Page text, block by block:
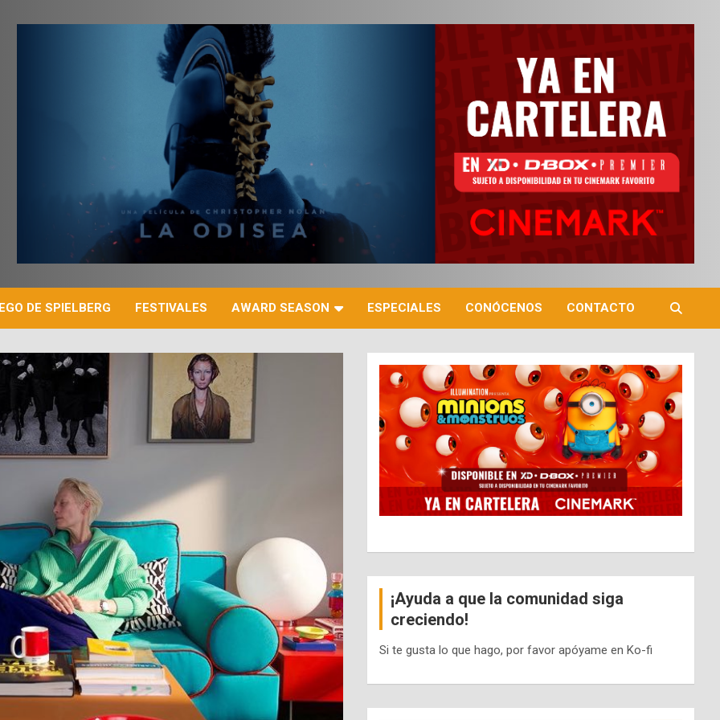
DE SPIELBERG FESTIVALES AWARD SEASON ESPECIALES CONÓCENOS CONTACTO
¡Ayuda a que la comunidad siga
creciendo!
Si te gusta lo que hago, por favor apóyame en Ko-fi